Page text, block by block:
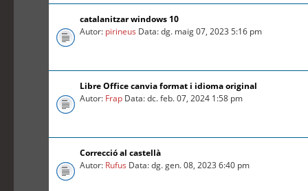
catalanitzar windows 10
Autor: pirineus Data: dg. maig 07, 2023 5:16 pm
Libre Office canvia format i idioma original
Autor: Frap Data: dc. feb. 07, 2024 1:58 pm
Correcció al castellà
Autor: Rufus Data: dg. gen. 08, 2023 6:40 pm